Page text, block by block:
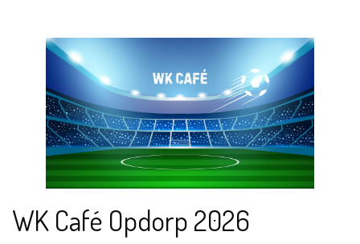
WK Café Opdorp 2026